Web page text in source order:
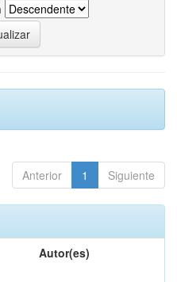
Anterior 1 Siguiente
Autor(es)